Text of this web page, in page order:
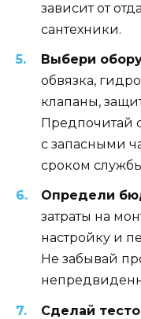
зависит от
сантехники.
Выбери
обвязка,
клапаны,
Предпочитай
с запасными
сроком
Определи
затраты на
настройку и
Не забывай
Сделай